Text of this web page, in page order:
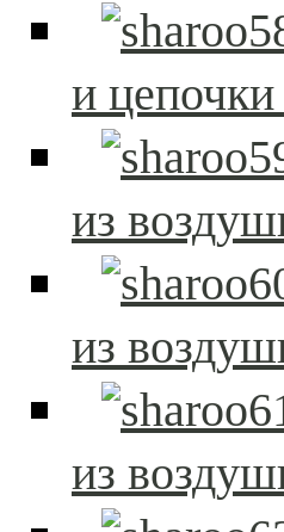
и
из
из
из